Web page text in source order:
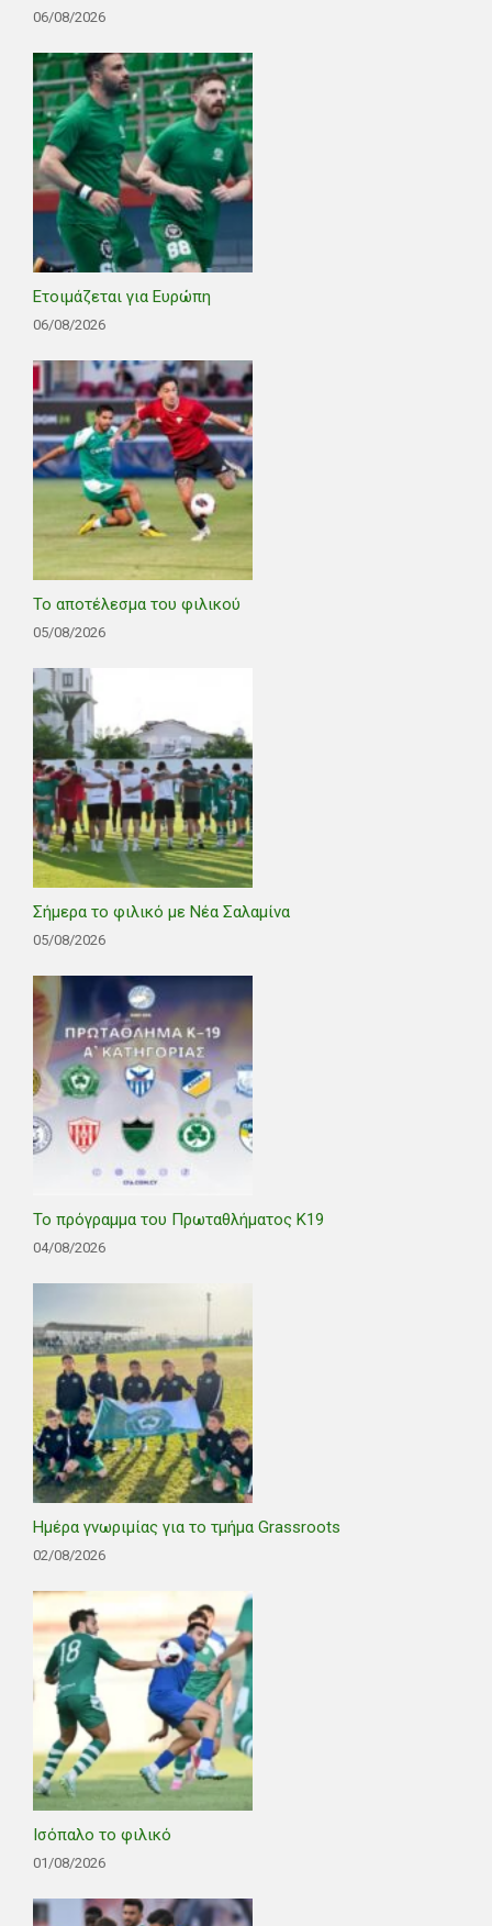
06/08/2026
Ετοιμάζεται για Ευρώπη
06/08/2026
Το αποτέλεσμα του φιλικού
05/08/2026
Σήμερα το φιλικό με Νέα Σαλαμίνα
05/08/2026
Το πρόγραμμα του Πρωταθλήματος Κ19
04/08/2026
Ημέρα γνωριμίας για το τμήμα Grassroots
02/08/2026
Ισόπαλο το φιλικό
01/08/2026